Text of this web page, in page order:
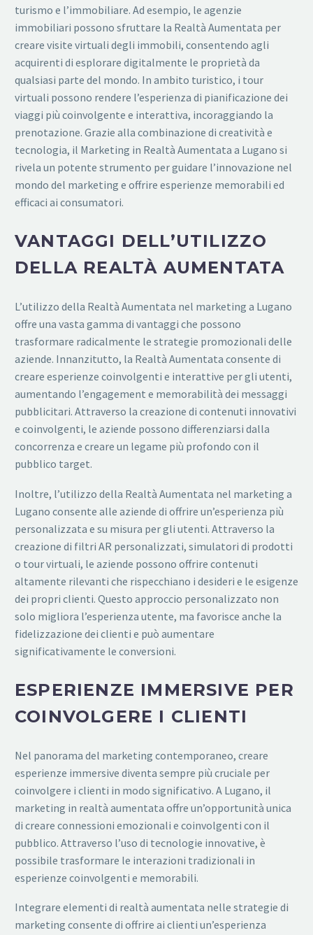
turismo e l’immobiliare. Ad esempio, le agenzie
immobiliari possono sfruttare la Realtà Aumentata per
creare visite virtuali degli immobili, consentendo agli
acquirenti di esplorare digitalmente le proprietà da
qualsiasi parte del mondo. In ambito turistico, i tour
virtuali possono rendere l’esperienza di pianificazione dei
viaggi più coinvolgente e interattiva, incoraggiando la
prenotazione. Grazie alla combinazione di creatività e
tecnologia, il Marketing in Realtà Aumentata a Lugano si
rivela un potente strumento per guidare l’innovazione nel
mondo del marketing e offrire esperienze memorabili ed
efficaci ai consumatori.
VANTAGGI DELL’UTILIZZO
DELLA REALTÀ AUMENTATA
L’utilizzo della Realtà Aumentata nel marketing a Lugano
offre una vasta gamma di vantaggi che possono
trasformare radicalmente le strategie promozionali delle
aziende. Innanzitutto, la Realtà Aumentata consente di
creare esperienze coinvolgenti e interattive per gli utenti,
aumentando l’engagement e memorabilità dei messaggi
pubblicitari. Attraverso la creazione di contenuti innovativi
e coinvolgenti, le aziende possono differenziarsi dalla
concorrenza e creare un legame più profondo con il
pubblico target.
Inoltre, l’utilizzo della Realtà Aumentata nel marketing a
Lugano consente alle aziende di offrire un’esperienza più
personalizzata e su misura per gli utenti. Attraverso la
creazione di filtri AR personalizzati, simulatori di prodotti
o tour virtuali, le aziende possono offrire contenuti
altamente rilevanti che rispecchiano i desideri e le esigenze
dei propri clienti. Questo approccio personalizzato non
solo migliora l’esperienza utente, ma favorisce anche la
fidelizzazione dei clienti e può aumentare
significativamente le conversioni.
ESPERIENZE IMMERSIVE PER
COINVOLGERE I CLIENTI
Nel panorama del marketing contemporaneo, creare
esperienze immersive diventa sempre più cruciale per
coinvolgere i clienti in modo significativo. A Lugano, il
marketing in realtà aumentata offre un’opportunità unica
di creare connessioni emozionali e coinvolgenti con il
pubblico. Attraverso l’uso di tecnologie innovative, è
possibile trasformare le interazioni tradizionali in
esperienze coinvolgenti e memorabili.
Integrare elementi di realtà aumentata nelle strategie di
marketing consente di offrire ai clienti un’esperienza